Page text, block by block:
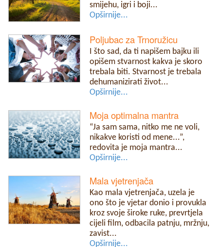
smijehu, igri i boji...
Opširnije...
Poljubac za Trnoružicu
I što sad, da ti napišem bajku ili
opišem stvarnost kakva je skoro
trebala biti. Stvarnost je trebala
dehumanizirati život...
Opširnije...
Moja optimalna mantra
“Ja sam sama, nitko me ne voli,
nikakve koristi od mene...”,
redovita je moja mantra...
Opširnije...
Mala vjetrenjača
Kao mala vjetrenjača, uzela je
ono što je vjetar donio i provukla
kroz svoje široke ruke, prevrtjela
cijeli film, odbacila patnju, mržnju,
zavist...
Opširnije...